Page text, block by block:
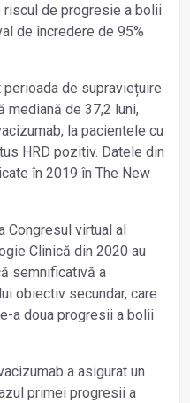
riscul de progresie a bolii
de încredere de 95%
de supraviețuire
mediană de 37,2 luni,
la pacientele cu
HRD pozitiv. Datele din
în 2019 în The New
Congresul virtual al
Clinică din 2020 au
semnificativă a
obiectiv secundar, care
a doua progresii a bolii
a asigurat un
primei progresii a